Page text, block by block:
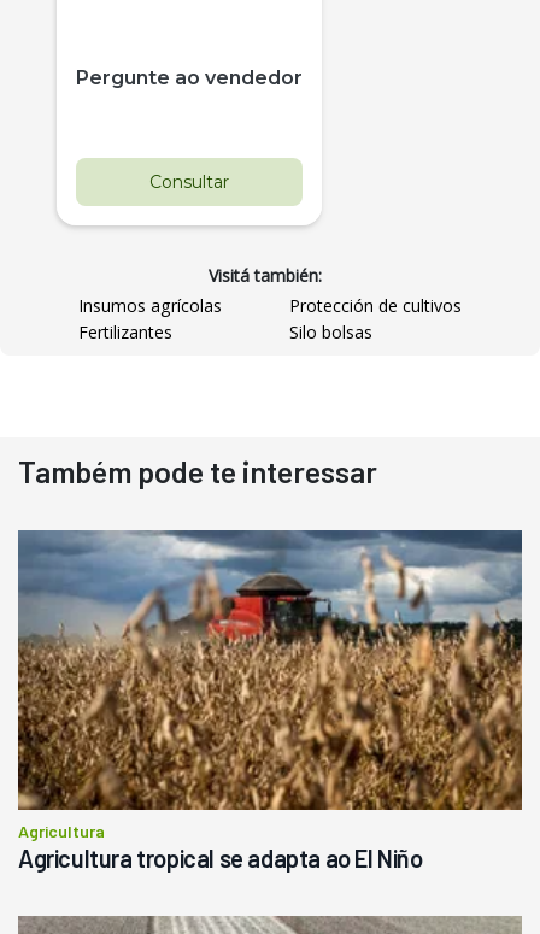
Pergunte ao vendedor
Consultar
Pá Carregadeira Cat 966
Ano 1987
R$ 145.000
Consultar
Visitá también:
Insumos agrícolas
Protección de cultivos
Fertilizantes
Silo bolsas
Também pode te interessar
Agricultura
Agricultura tropical se adapta ao El Niño